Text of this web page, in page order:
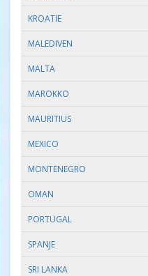
KROATIE
MALEDIVEN
MALTA
MAROKKO
MAURITIUS
MEXICO
MONTENEGRO
OMAN
PORTUGAL
SPANJE
SRI LANKA